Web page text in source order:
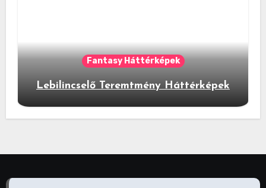
Fantasy Háttérképek
Lebilincselő Teremtmény Háttérképek